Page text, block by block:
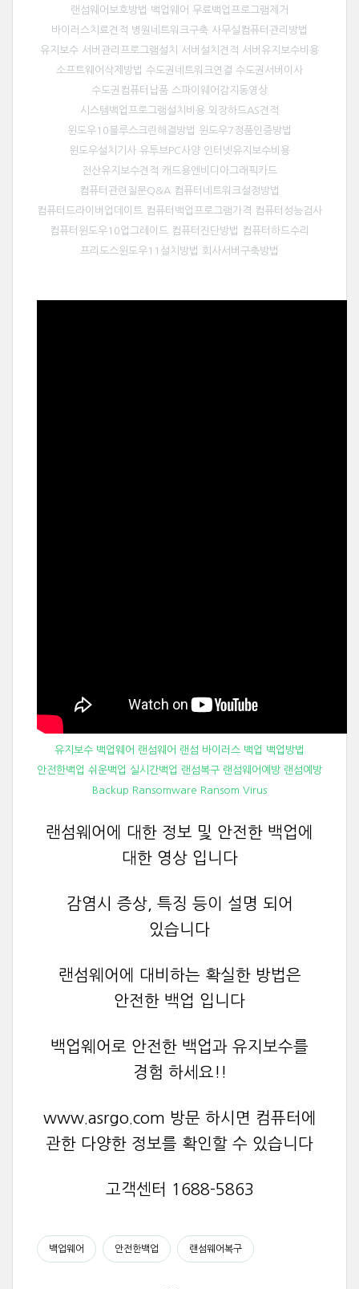
랜섬웨어보호방법 백업웨어 무료백업프로그램제거
바이러스치료견적 병원네트워크구축 사무실컴퓨터관리방법
유지보수 서버관리프로그램설치 서버설치견적 서버유지보수비용
소프트웨어삭제방법 수도권네트워크연결 수도권서버이사
수도권컴퓨터납품 스파이웨어감지동영상
시스템백업프로그램설치비용 외장하드AS견적
윈도우10블루스크린해결방법 윈도우7정품인증방법
윈도우설치기사 유투브PC사양 인터넷유지보수비용
전산유지보수견적 캐드용엔비디아그래픽카드
컴퓨터관련질문Q&A 컴퓨터네트워크설정방법
컴퓨터드라이버업데이트 컴퓨터백업프로그램가격 컴퓨터성능검사
컴퓨터윈도우10업그레이드 컴퓨터진단방법 컴퓨터하드수리
프리도스윈도우11설치방법 회사서버구축방법
유지보수 백업웨어 랜섬웨어 랜섬 바이러스 백업 백업방법
안전한백업 쉬운백업 실시간백업 랜섬복구 랜섬웨어예방 랜섬예방
Backup Ransomware Ransom Virus
랜섬웨어에 대한 정보 및 안전한 백업에
대한 영상 입니다
감염시 증상, 특징 등이 설명 되어
있습니다
랜섬웨어에 대비하는 확실한 방법은
안전한 백업 입니다
백업웨어로 안전한 백업과 유지보수를
경험 하세요!!
www.asrgo.com 방문 하시면 컴퓨터에
관한 다양한 정보를 확인할 수 있습니다
고객센터 1688-5863
백업웨어 안전한백업 랜섬웨어복구